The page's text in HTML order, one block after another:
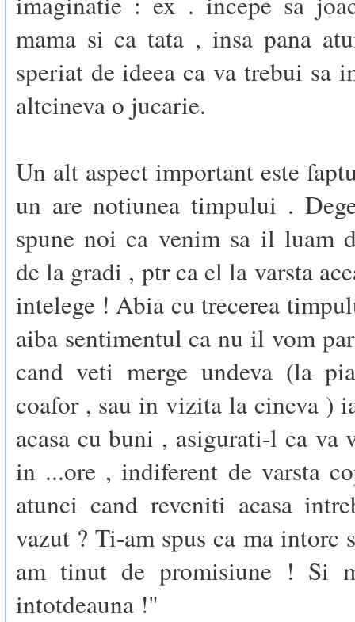
mama si ca tata , insa pana
speriat de ideea ca va trebui sa
altcineva o jucarie.
Un alt aspect important este
un are notiunea timpului .
spune noi ca venim sa il luam
de la gradi , ptr ca el la varsta
intelege ! Abia cu trecerea
aiba sentimentul ca nu il vom
cand veti merge undeva (la
coafor , sau in vizita la cineva )
acasa cu buni , asigurati-l ca va
in ...ore , indiferent de varsta
atunci cand reveniti acasa
vazut ? Ti-am spus ca ma intorc
am tinut de promisiune ! Si
intotdeauna !"